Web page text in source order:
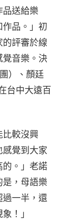
品送給樂
作品。」初
評審於線
覺音樂。決
）、顏廷
台中大遠百
比較沒興
感覺到大家
的。」老諾
是，母語樂
過一半，還
！」